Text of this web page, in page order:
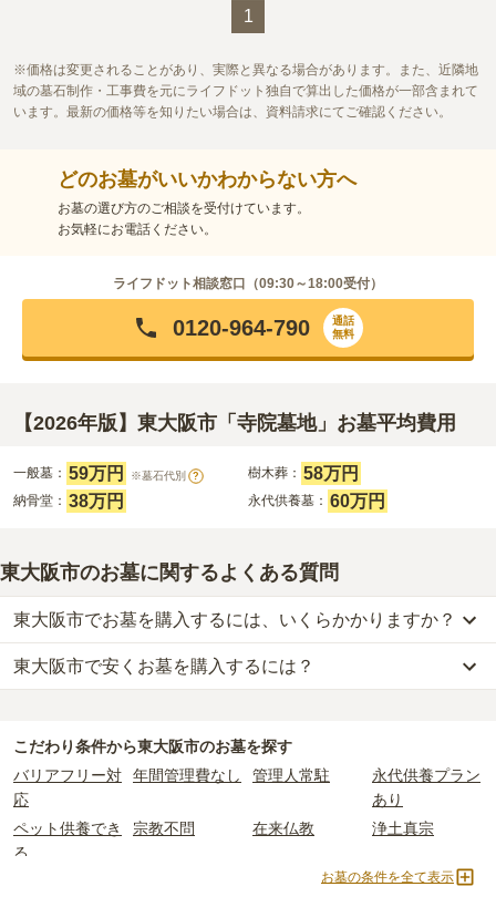
1
価格は変更されることがあり、実際と異なる場合があります。また、近隣地
域の墓石制作・工事費を元にライフドット独自で算出した価格が一部含まれて
います。最新の価格等を知りたい場合は、資料請求にてご確認ください。
どのお墓がいいかわからない方へ
お墓の選び方のご相談を受付けています。
お気軽にお電話ください。
ライフドット相談窓口（09:30～18:00受付）
0120-964-790
通話
無料
【2026年版】東大阪市「寺院墓地」お墓平均費用
一般墓： 59万円 ※墓石代別 ? 樹木葬： 58万円
納骨堂： 38万円 永代供養墓： 60万円
東大阪市のお墓に関するよくある質問
東大阪市でお墓を購入するには、いくらかかりますか？
東大阪市での購入費用の目安は、一般墓が約197万円、樹木葬が約
107万円、納骨堂が約38万円、永代供養墓が約60万円です。
2つが主な費用となります。
の一般墓の永代使用料の平均は 52万円 で、墓石代は
大阪府
の平均
です。いずれも区画の広さや墓石の大きさ・素材
樹木葬・納骨堂・永代供養墓は、基本的に墓石代がかからず、永代
東大阪市で安くお墓を購入するには？
堂 の永代供養墓 で、7万円からお求めいただけます。
する「合祀墓（ごうしぼ）」と呼ばれるタイプです。個別のお墓に
比べて省スペースで管理の手間がかからないため、費用が安く設定
されています。
価格の目安は、1名あたり5万円〜30万円程度です。
こだわり条件から東大阪市のお墓を探す
バリアフリー対
応
年間管理費なし 管理人常駐
永代供養プラン
あり
ペット供養でき
る
宗教不問 在来仏教 浄土真宗
納骨堂
お墓の条件を全て表示